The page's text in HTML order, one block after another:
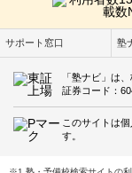
サポート窓口 塾
「塾ナビ」は
証券コード：
このサイトは
す。